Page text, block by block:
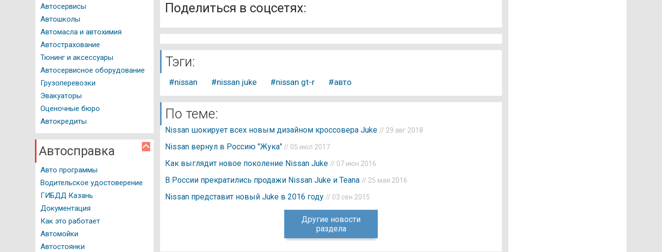
Автосервисы
Автошколы
Автомасла и автохимия
Автострахование
Тюнинг и аксессуары
Автосервисное оборудование
Грузоперевозки
Эвакуаторы
Оценочные бюро
Автокредиты
Автосправка
Авто программы
Водительское удостоверение
ГИБДД Казань
Документация
Как это работает
Автомойки
Автостоянки
Поделиться в соцсетях:
Тэги:
#nissan #nissan juke #nissan gt-r #авто
По теме:
Nissan шокирует всех новым дизайном кроссовера Juke // 29 авг 2018
Nissan вернул в Россию "Жука"// 05 июл 2017
Как выглядит новое поколение Nissan Juke // 07 июн 2016
В России прекратились продажи Nissan Juke и Teana // 25 мая 2016
Nissan представит новый Juke в 2016 году // 03 сен 2015
Другие новости
раздела
Тест драйвы
Полезные советы
Фото и Видео